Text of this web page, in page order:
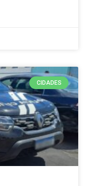
CIDADES